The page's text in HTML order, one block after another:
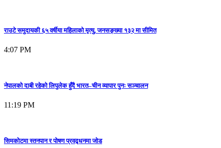
राउटे समुदायकी ६५ वर्षीया महिलाको मृत्यु, जनसङ्ख्या १३२ मा सीमित
4:07 PM
नेपालको दाबी रहेको लिपुलेक हुँदै भारत–चीन व्यापार पुनः सञ्चालन
11:19 PM
सिमकोटमा स्तनपान र पोषण प्रवद्र्धनमा जोड